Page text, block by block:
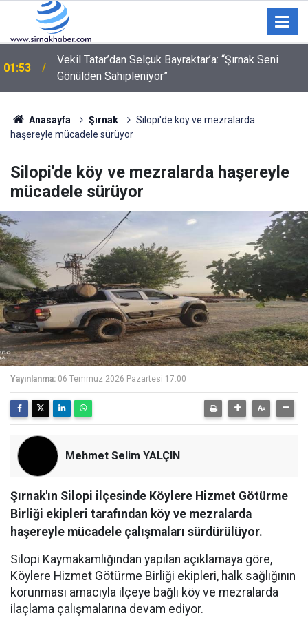
01:09
"Ne bakıyorsun" kavgasında 3 kişi bıçak ve silahla
yaralandı
Anasayfa Şırnak
Silopi'de köy ve mezralarda
haşereyle mücadele sürüyor
Silopi'de köy ve mezralarda haşereyle
mücadele sürüyor
Yayınlanma: 06 Temmuz 2026 Pazartesi 17:00
Mehmet Selim YALÇIN
Şırnak'ın Silopi ilçesinde Köylere Hizmet Götürme
Birliği ekipleri tarafından köy ve mezralarda
haşereyle mücadele çalışmaları sürdürülüyor.
Silopi Kaymakamlığından yapılan açıklamaya göre,
Köylere Hizmet Götürme Birliği ekipleri, halk sağlığının
korunması amacıyla ilçeye bağlı köy ve mezralarda
ilaçlama çalışmalarına devam ediyor.